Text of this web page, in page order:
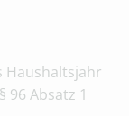
Haushaltsjahr
96 Absatz 1